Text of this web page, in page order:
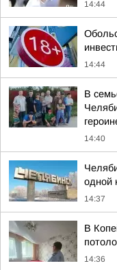
14:44
14:44
В
14:40
одной
14:37
В
14:36